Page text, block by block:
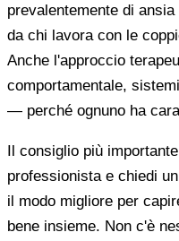
prevalentemente di
da chi lavora con le
Anche l'approccio
comportamentale,
— perché ognuno ha
Il consiglio più
professionista e chiedi
il modo migliore per
bene insieme. Non c'è